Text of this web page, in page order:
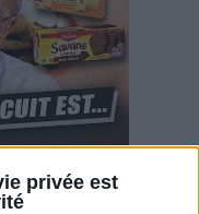
privée est
valent vraiment